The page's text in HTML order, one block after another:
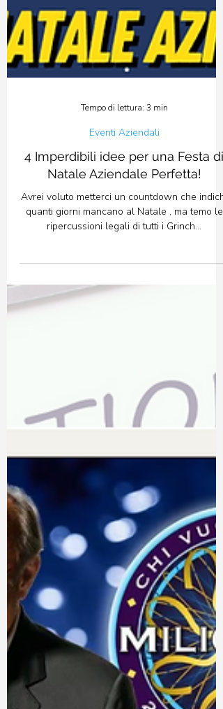
Tempo di lettura: 3 min
Eventi Aziendali
4 Imperdibili idee per una Festa di
Avrei voluto metterci un countdown che indichi
quanti giorni mancano al Natale , ma temo le
ripercussioni legali di tutti i Grinch...